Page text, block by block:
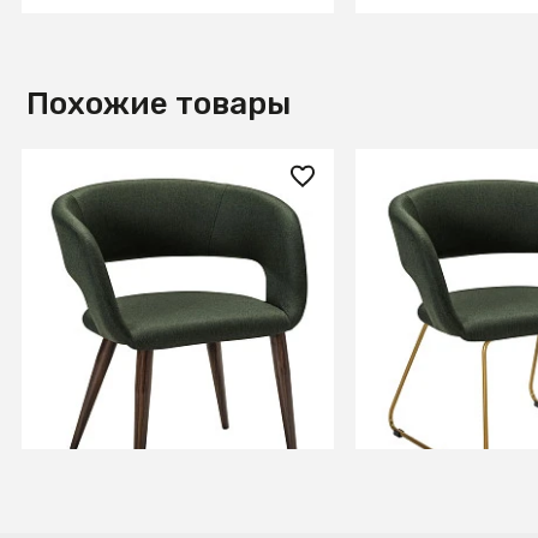
Похожие товары
14 200 ₽
Стул Hugs тёмно-зеленый/
т.орех
В КОРЗИНУ
14 860 ₽
Кресло Hugs
зеленый/Линк
+3
В